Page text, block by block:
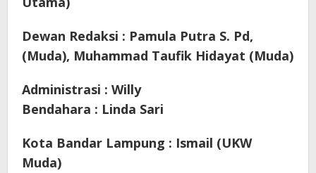
Dewan Redaksi : Pamula Putra S. Pd,
(Muda), Muhammad Taufik Hidayat (Muda)
Administrasi : Willy
Bendahara : Linda Sari
Kota Bandar Lampung : Ismail (UKW
Muda)